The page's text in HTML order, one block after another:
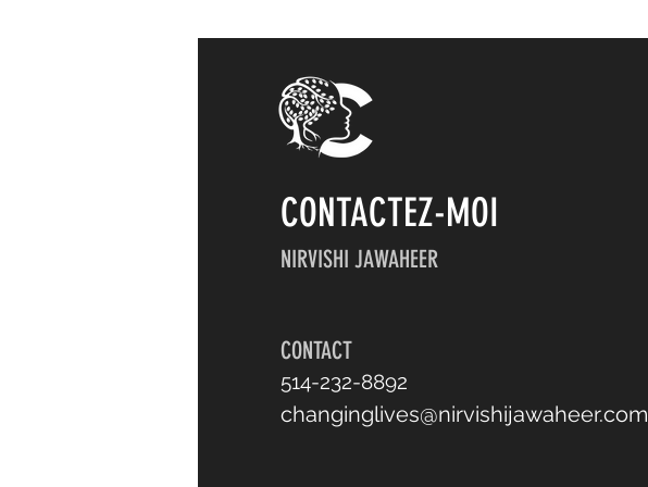
CONTACTEZ-MOI
NIRVISHI JAWAHEER
CONTACT
514-232-8892
changinglives@nirvishijawaheer.com